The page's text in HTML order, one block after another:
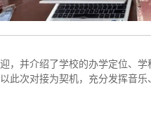
，并介绍了学校的办学定位、
此次对接为契机，充分发挥音